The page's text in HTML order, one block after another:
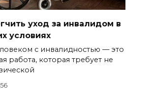
уход за инвалидом в
условиях
с инвалидностью — это
работа, которая требует не